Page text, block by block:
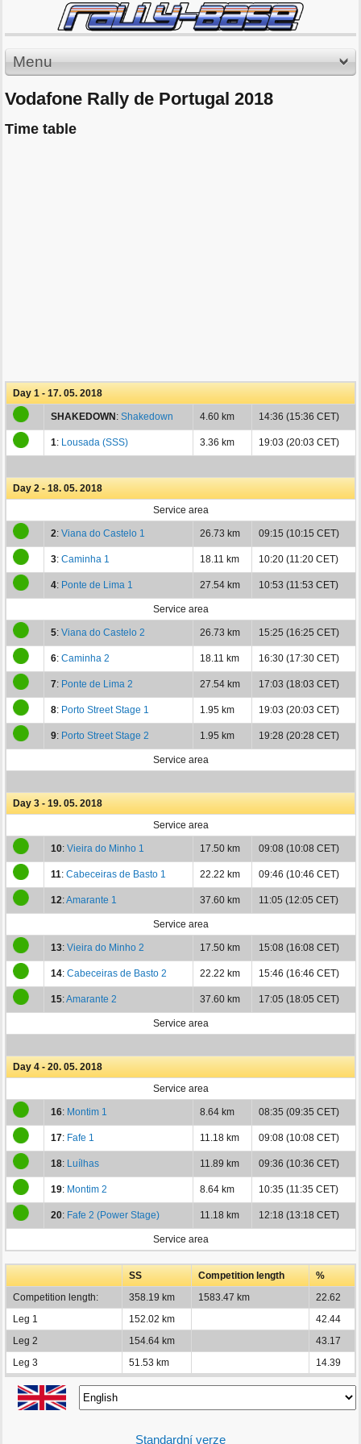
Menu
Vodafone Rally de Portugal 2018
Time table
Day 1 - 17. 05. 2018
SHAKEDOWN : Shakedown 4.60 km 14:36 (15:36 CET)
1: Lousada (SSS) 3.36 km 19:03 (20:03 CET)
Day 2 - 18. 05. 2018
Service area
2: Viana do Castelo 1 26.73 km 09:15 (10:15 CET)
3: Caminha 1 18.11 km 10:20 (11:20 CET)
4: Ponte de Lima 1 27.54 km 10:53 (11:53 CET)
Service area
5: Viana do Castelo 2 26.73 km 15:25 (16:25 CET)
6: Caminha 2 18.11 km 16:30 (17:30 CET)
7: Ponte de Lima 2 27.54 km 17:03 (18:03 CET)
8: Porto Street Stage 1 1.95 km 19:03 (20:03 CET)
9: Porto Street Stage 2 1.95 km 19:28 (20:28 CET)
Service area
Day 3 - 19. 05. 2018
Service area
10: Vieira do Minho 1 17.50 km 09:08 (10:08 CET)
11: Cabeceiras de Basto 1 22.22 km 09:46 (10:46 CET)
12:Amarante 1 37.60 km 11:05 (12:05 CET)
Service area
13: Vieira do Minho 2 17.50 km 15:08 (16:08 CET)
14: Cabeceiras de Basto 2 22.22 km 15:46 (16:46 CET)
15:Amarante 2 37.60 km 17:05 (18:05 CET)
Service area
Day 4 - 20. 05. 2018
Service area
16: Montim 1 8.64 km 08:35 (09:35 CET)
17: Fafe 1 11.18 km 09:08 (10:08 CET)
18: Luílhas 11.89 km 09:36 (10:36 CET)
19: Montim 2 8.64 km 10:35 (11:35 CET)
20: Fafe 2 (Power Stage) 11.18 km 12:18 (13:18 CET)
Service area
SS Competition length
%
Competition length:
358.19 km 1583.47 km
22.62
Leg 1
152.02 km
42.44
Leg 2
154.64 km
43.17
Leg 3
51.53 km 14.39
Standardní verze